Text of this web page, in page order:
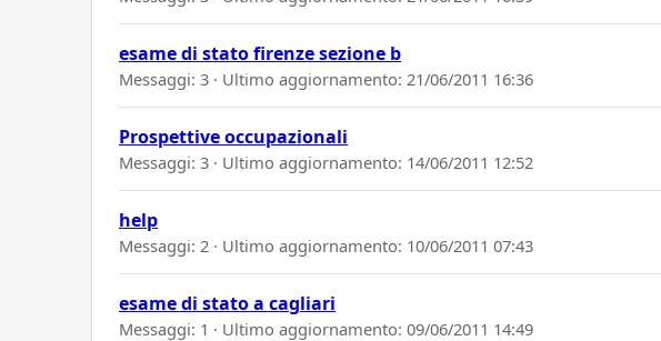
esame di stato firenze sezione b
Messaggi: 3 · Ultimo aggiornamento: 21/06/2011 16:36
Prospettive occupazionali
Messaggi: 3 · Ultimo aggiornamento: 14/06/2011 12:52
help
Messaggi: 2 · Ultimo aggiornamento: 10/06/2011 07:43
esame di stato a cagliari
Messaggi: 1 · Ultimo aggiornamento: 09/06/2011 14:49